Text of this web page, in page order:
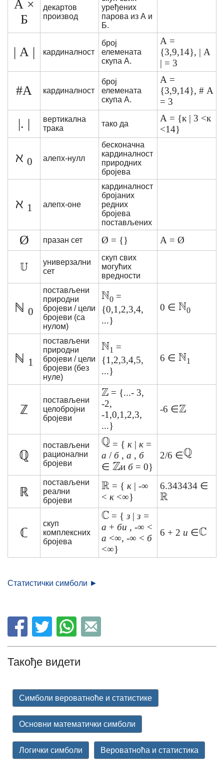
А ×
Б
декартов
производ
уређених
парова из А и
Б.
| А | кардиналност
број
елемената
скупа А.
А =
{3,9,14}, | А
| = 3
#А кардиналност
број
елемената
скупа А.
А =
{3,9,14}, # А
= 3
|. |
вертикална
трака
тако да
А = {к | 3 <к
<14}
ℵ 0 алепх-нулл
бесконачна
кардиналност
природних
бројева
ℵ 1 алепх-оне
кардиналност
бројаних
редних
бројева
постављених
Ø празан сет Ø = {} А = Ø
универзални
сет
скуп свих
могућих
вредности
ℕ 0
постављени
природни
бројеви / цели
бројеви (са
нулом)
0 =
{0,1,2,3,4,
...}
0 ∈ 0
ℕ 1
постављени
природни
бројеви / цели
бројеви (без
нуле)
1 =
{1,2,3,4,5,
...}
6 ∈ 1
ℤ
постављени
целобројни
бројеви
= {...- 3,
-2,
-1,0,1,2,3,
...}
-6 ∈
ℚ
постављени
рационални
бројеви
= { к | к =
а /б , а , б
∈
и б = 0}
2/6 ∈
ℝ
постављени
реални
бројеви
= { к | -∞
< к <∞}
6.343434 ∈
ℂ
скуп
комплексних
бројева
= {з |з =
а + би , -∞ <
а <∞, -∞ < б
<∞}
6 + 2 и ∈
Статистички симболи ►
Такође видети
Симболи вероватноће и статистике
Основни математички симболи
Логички симболи Вероватноћа и статистика